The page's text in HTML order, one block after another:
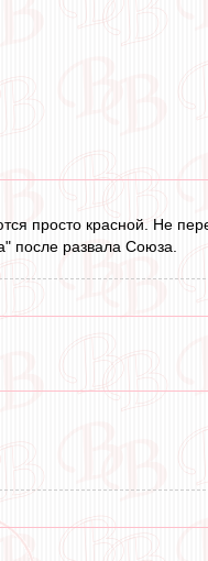
просто красной. Не
после развала Союза.